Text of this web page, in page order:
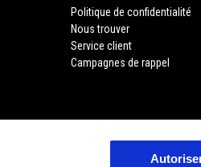
Politique de confidentialité
Nous trouver
Service client
Campagnes de rappel